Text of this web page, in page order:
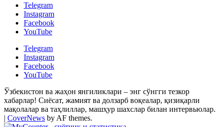
Telegram
Instagram
Facebook
YouTube
Telegram
Instagram
Facebook
YouTube
Ўзбекистон ва жаҳон янгиликлари – энг сўнгги тезкор
хабарлар! Сиёсат, жамият ва долзарб воқеалар, қизиқарли
мақолалар ва таҳлиллар, машҳур шахслар билан интервьюлар.
| CoverNews by AF themes.